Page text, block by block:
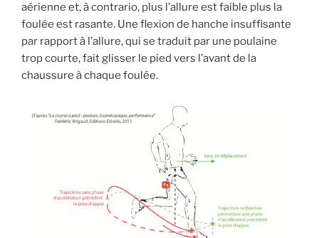
aérienne et, à contrario, plus l’allure est faible plus la
foulée est rasante. Une flexion de hanche insuffisante
par rapport à l’allure, qui se traduit par une poulaine
trop courte, fait glisser le pied vers l’avant de la
chaussure à chaque foulée.